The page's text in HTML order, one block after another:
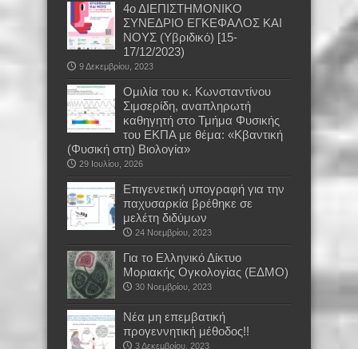
4ο ΔΙΕΠΙΣΤΗΜΟΝΙΚΟ
ΣΥΝΕΔΡΙΟ ΕΓΚΕΦΑΛΟΣ ΚΑΙ
ΝΟΥΣ (Υβριδικό) [15-
17/12/2023)
9 Δεκεμβρίου, 2023
Oμιλία του κ. Κωνσταντίνου
Σιμσερίδη, αναπληρωτή
καθηγητή στο Τμήμα Φυσικής
του ΕΚΠΑ με θέμα: «Κβαντική
(Φυσική στη) Βιολογία»
29 Ιουλίου, 2026
Επιγενετική υπογραφή για την
παχυσαρκία βρέθηκε σε
μελέτη διδύμων
24 Νοεμβρίου, 2023
Για το Ελληνικό Δίκτυο
Μοριακής Ογκολογίας (ΕΔΜΟ)
30 Νοεμβρίου, 2023
Νέα μη επεμβατική
προγεννητική μέθοδος!!
3 Δεκεμβρίου, 2023